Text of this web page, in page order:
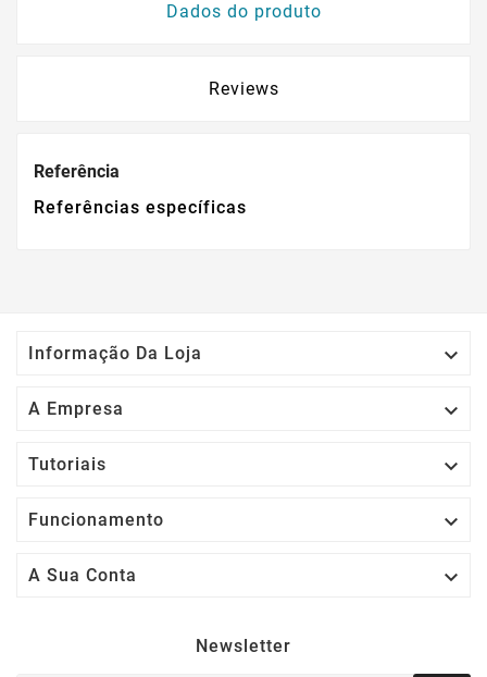
Dados do produto
Reviews
Referência
Referências específicas
Informação Da Loja 
A Empresa 
Tutoriais 
Funcionamento 
A Sua Conta 
Newsletter